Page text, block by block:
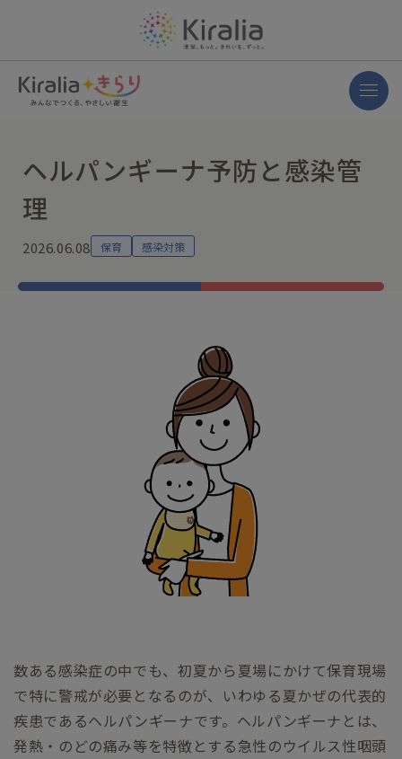
ヘルパンギーナ予防と感染管
理
2026.06.08 保育 感染対策
数ある感染症の中でも、初夏から夏場にかけて保育現場
で特に警戒が必要となるのが、いわゆる夏かぜの代表的
疾患であるヘルパンギーナです。ヘルパンギーナとは、
発熱・のどの痛み等を特徴とする急性のウイルス性咽頭